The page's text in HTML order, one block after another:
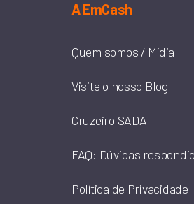
A EmCash
Quem somos / Mídia
Visite o nosso Blog
Cruzeiro SADA
FAQ: Dúvidas
Política de Privacidade